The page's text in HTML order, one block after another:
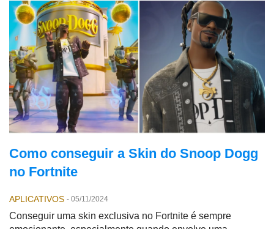
Como conseguir a Skin do Snoop Dogg
no Fortnite
APLICATIVOS - 05/11/2024
Conseguir uma skin exclusiva no Fortnite é sempre